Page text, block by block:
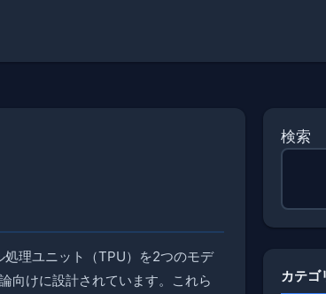
理ユニット（TPU）を2つのモデ
向けに設計されています。これら
検索
カテゴ